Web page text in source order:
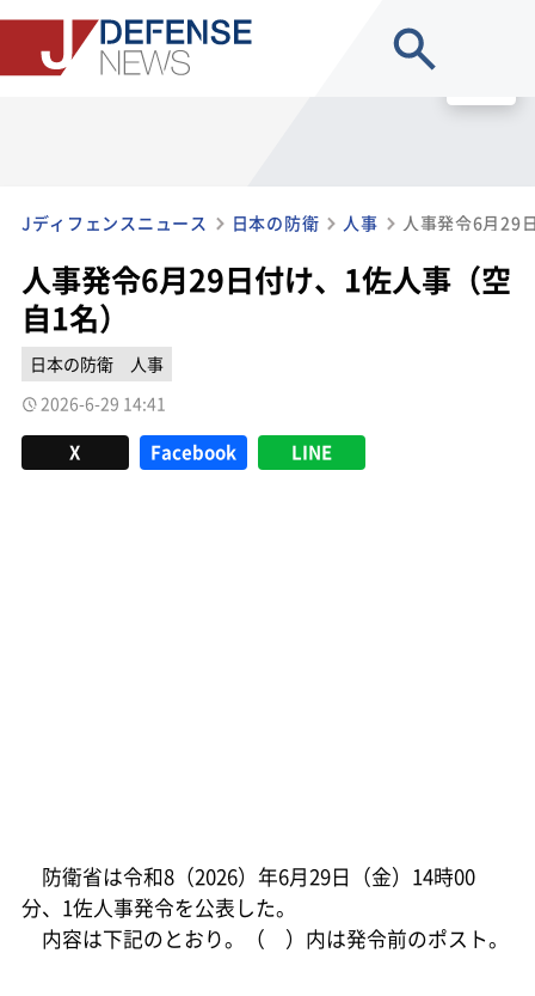
Jディフェンスニュース 日本の防衛 人事 人事発令6月29
人事発令6月29日付け、1佐人事（空
自1名）
日本の防衛
人事
2026-6-29 14:41
X Facebook LINE
防衛省は令和8（2026）年6月29日（金）14時00
分、1佐人事発令を公表した。
内容は下記のとおり。（ ）内は発令前のポスト。